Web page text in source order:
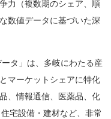
力（複数期のシェア、順
数値データに基づいた深
タ」は、多岐にわたる産
マーケットシェアに特化
、情報通信、医薬品、化
宅設備・建材など、非常